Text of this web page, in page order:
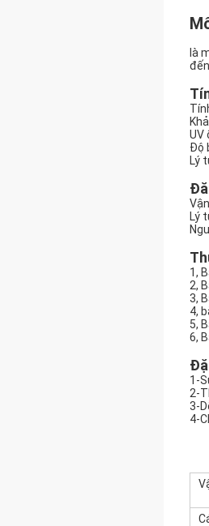
là
UV
Độ
Lý
Lý
1,
2,
3,
4,
5,
6,
1-
2-
3-
4-